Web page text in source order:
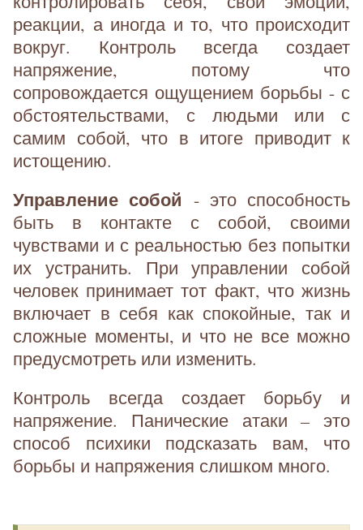
реакции, а иногда и то, что происходит
вокруг. Контроль всегда создает
напряжение, потому что
сопровождается ощущением борьбы - с
обстоятельствами, с людьми или с
самим собой, что в итоге приводит к
истощению.
Управление собой - это способность
быть в контакте с собой, своими
чувствами и с реальностью без попытки
их устранить. При управлении собой
человек принимает тот факт, что жизнь
включает в себя как спокойные, так и
сложные моменты, и что не все можно
предусмотреть или изменить.
Контроль всегда создает борьбу и
напряжение. Панические атаки – это
способ психики подсказать вам, что
борьбы и напряжения слишком много.